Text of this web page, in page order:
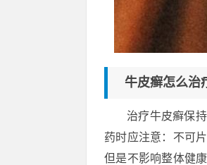
牛皮癣怎么治
治疗牛皮癣保
药时应注意：不可
但是不影响整体健